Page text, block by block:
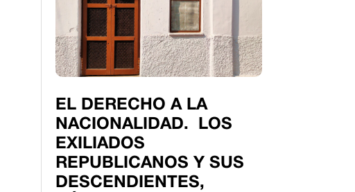
EL DERECHO A LA
NACIONALIDAD. LOS
EXILIADOS
REPUBLICANOS Y SUS
DESCENDIENTES,